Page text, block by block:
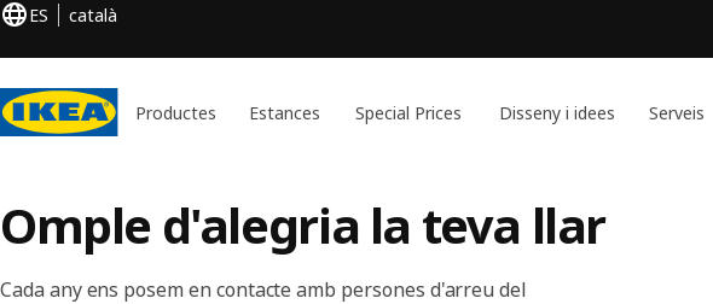
ES català
Productes Estances Special Prices Disseny i idees Serveis
Omple d'alegria la teva llar
Cada any ens posem en contacte amb persones d'arreu del